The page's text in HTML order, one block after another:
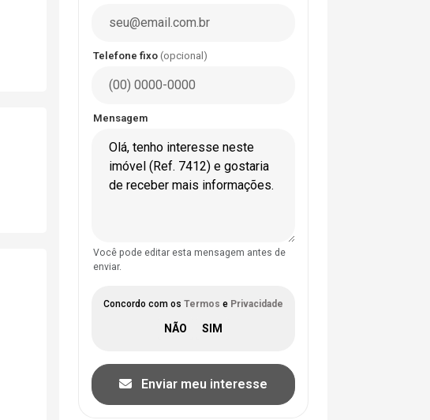
Telefone fixo (opcional)
Mensagem
Você pode editar esta mensagem antes de
enviar.
Concordo com os Termos e Privacidade
Enviar meu interesse